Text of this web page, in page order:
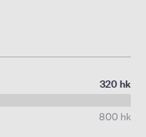
320 hk
800 hk